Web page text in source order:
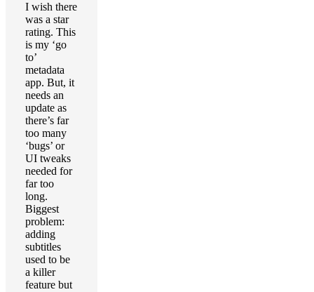
I wish there
was a star
rating. This
is my ‘go
to’
metadata
app. But, it
needs an
update as
there’s far
too many
‘bugs’ or
UI tweaks
needed for
far too
long.
Biggest
problem:
adding
subtitles
used to be
a killer
feature but